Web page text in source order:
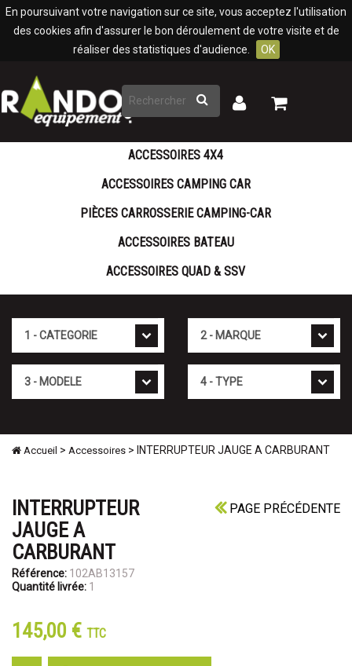
En poursuivant votre navigation sur ce site, vous acceptez l'utilisation
des cookies afin d'assurer le bon déroulement de votre visite et de
réaliser des statistiques d'audience.
OK
Rechercher
Mon
Mon
ACCESSOIRES 4X4
ACCESSOIRES CAMPING CAR
PIÈCES CARROSSERIE CAMPING-CAR
ACCESSOIRES BATEAU
ACCESSOIRES QUAD & SSV
Accueil > Accessoires > INTERRUPTEUR JAUGE A CARBURANT
PAGE PRÉCÉDENTE
INTERRUPTEUR
JAUGE A
CARBURANT
Référence: 102AB13157
Quantité livrée: 1
145,00 € TTC
Panneau de gestion des cookies